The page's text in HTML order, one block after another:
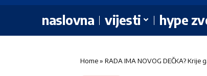
naslovna vijesti hype
Home» RADA IMA NOVOG DEČKA? Krije